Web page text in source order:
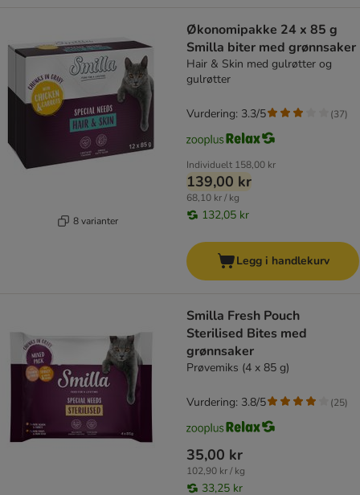
8 varianter
Økonomipakke 24 x 85 g
Smilla biter med grønnsaker
Hair & Skin med gulrøtter og
gulrøtter
Individuelt 158,00 kr
139,00 kr
68,10 kr / kg
132,05 kr
Vurdering: 3.3/5 (37)
Legg i handlekurv
Smilla Fresh Pouch
Sterilised Bites med
grønnsaker
Prøvemiks (4 x 85 g)
35,00 kr
102,90 kr / kg
33,25 kr
Vurdering: 3.8/5 (25)